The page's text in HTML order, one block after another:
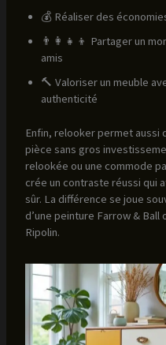
💰 Réaliser des
👨‍👩‍👧‍👦 Partager un
amis
🔨 Valoriser un meuble
authenticité
Enfin, relooker permet aussi
pièce sans gros
relookée ou une commode
crée un contraste réussi qui
sûr. La différence se joue
d’une peinture Farrow & Ball
Ripolin.